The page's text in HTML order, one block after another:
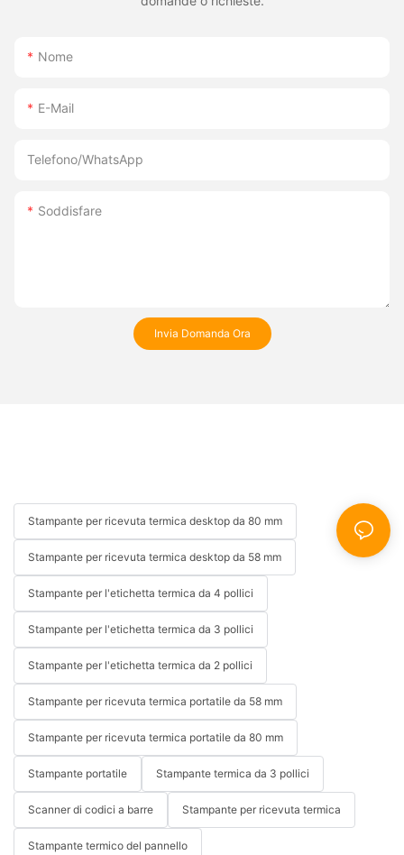
Nome
E-Mail
Telefono/WhatsApp
Soddisfare
Invia Domanda Ora
Stampante per ricevuta termica desktop da 80 mm
Stampante per ricevuta termica desktop da 58 mm
Stampante per l'etichetta termica da 4 pollici
Stampante per l'etichetta termica da 3 pollici
Stampante per l'etichetta termica da 2 pollici
Stampante per ricevuta termica portatile da 58 mm
Stampante per ricevuta termica portatile da 80 mm
Stampante portatile Stampante termica da 3 pollici
Scanner di codici a barre Stampante per ricevuta termica
Stampante termico del pannello